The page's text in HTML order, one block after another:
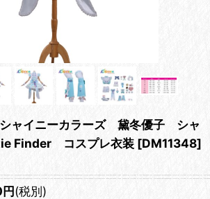
シャイニーカラーズ 黛冬優子 シャ
Finder コスプレ衣装 [DM11348]
円(税別)